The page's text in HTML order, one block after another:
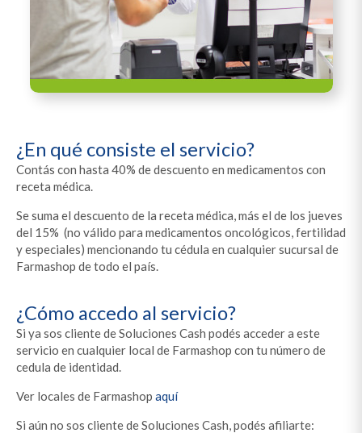
¿En qué consiste el servicio?
Contás con hasta 40% de descuento en medicamentos con
receta médica.
Se suma el descuento de la receta médica, más el de los jueves
del 15% (no válido para medicamentos oncológicos, fertilidad
y especiales) mencionando tu cédula en cualquier sucursal de
Farmashop de todo el país.
¿Cómo accedo al servicio?
Si ya sos cliente de Soluciones Cash podés acceder a este
servicio en cualquier local de Farmashop con tu número de
cedula de identidad.
Ver locales de Farmashop aquí
Si aún no sos cliente de Soluciones Cash, podés afiliarte: